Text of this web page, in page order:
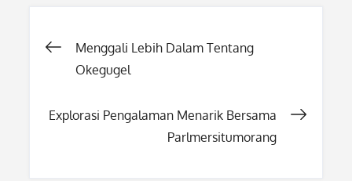
Post
Menggali Lebih Dalam Tentang
Okegugel
Explorasi Pengalaman Menarik Bersama
Parlmersitumorang